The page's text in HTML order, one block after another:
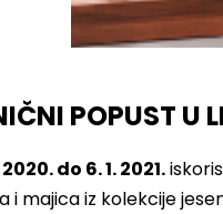
POPUST U
2020. do 6. 1. 2021.
i majica iz kolekcije